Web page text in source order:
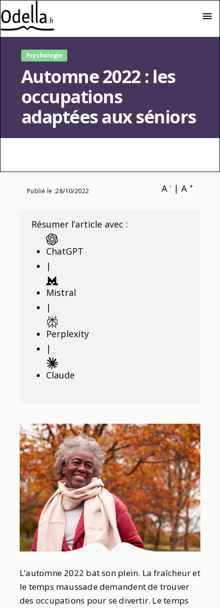
menu
Psychologie
Automne 2022 : les
occupations
adaptées aux séniors
Publié le :28/10/2022 A - | A +
Résumer l’article avec :
ChatGPT
|
Mistral
|
Perplexity
|
Claude
L’automne 2022 bat son plein. La fraîcheur et
le temps maussade demandent de trouver
des occupations pour se divertir. Le temps